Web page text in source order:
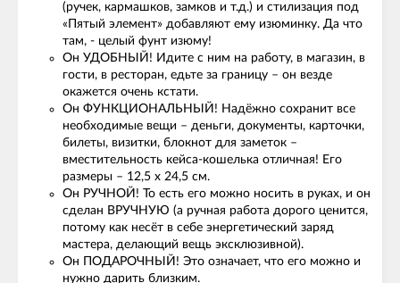
(ручек, кармашков, замков и т.д.) и стилизация под
«Пятый элемент» добавляют ему изюминку. Да что
там, - целый фунт изюму!
Он УДОБНЫЙ! Идите с ним на работу, в магазин, в
гости, в ресторан, едьте за границу – он везде
окажется очень кстати.
Он ФУНКЦИОНАЛЬНЫЙ! Надёжно сохранит все
необходимые вещи – деньги, документы, карточки,
билеты, визитки, блокнот для заметок –
вместительность кейса-кошелька отличная! Его
размеры – 12,5 х 24,5 см.
Он РУЧНОЙ! То есть его можно носить в руках, и он
сделан ВРУЧНУЮ (а ручная работа дорого ценится,
потому как несёт в себе энергетический заряд
мастера, делающий вещь эксклюзивной).
Он ПОДАРОЧНЫЙ! Это означает, что его можно и
нужно дарить близким.